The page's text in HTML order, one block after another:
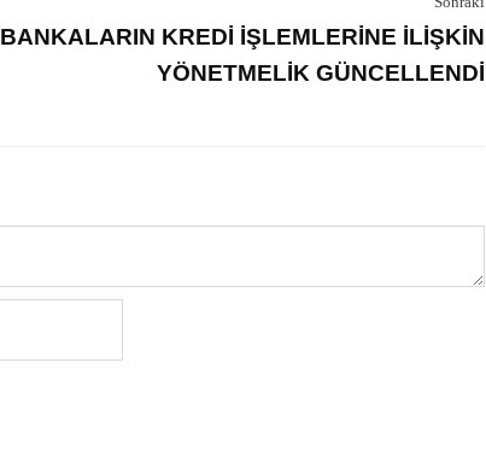
BANKALARIN KREDİ İŞLEMLERİNE İLİŞKİN
YÖNETMELİK GÜNCELLENDİ